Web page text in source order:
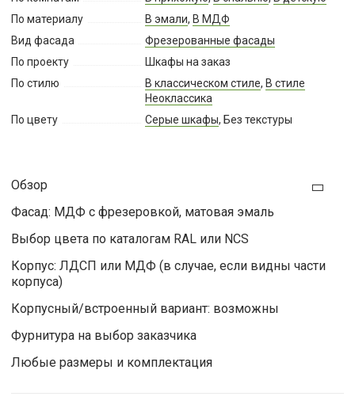
По материалу
В эмали, В МДФ
Вид фасада
Фрезерованные фасады
По проекту
Шкафы на заказ
По стилю
В классическом стиле, В стиле
Неоклассика
По цвету
Серые шкафы, Без текстуры
Обзор
Фасад: МДФ с фрезеровкой, матовая эмаль
Выбор цвета по каталогам RAL или NCS
Корпус: ЛДСП или МДФ (в случае, если видны части
корпуса)
Корпусный/встроенный вариант: возможны
Фурнитура на выбор заказчика
Любые размеры и комплектация